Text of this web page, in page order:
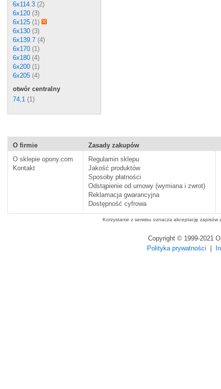
6x114.3 (2)
6x120 (3)
6x125 (1)
6x130 (3)
6x139.7 (4)
6x170 (1)
6x180 (4)
6x200 (1)
6x205 (4)
otwór centralny
74,1 (1)
O firmie
O sklepie opony.com
Kontakt
Zasady zakupów
Regulamin sklepu
Jakość produktów
Sposoby płatności
Odstąpienie od umowy (wymiana i zwrot)
Reklamacja gwarancyjna
Dostępność cyfrowa
Korzystanie z serwisu oznacza akceptację zapisów
Copyright © 1999-2021
Polityka prywatności